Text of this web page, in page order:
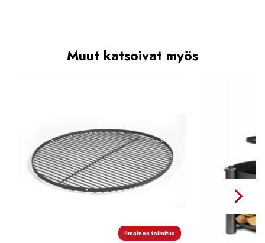
Muut katsoivat myös
Ilmainen toimitus